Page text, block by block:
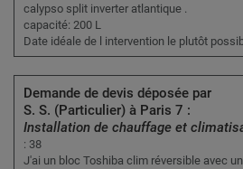
calypso split inverter atlantique .
capacité: 200 L
Date idéale de l intervention le plutôt
Demande de devis déposée par
S. S. (Particulier) à Paris 7 :
Installation de chauffage et
: 38
J'ai un bloc Toshiba clim réversible avec